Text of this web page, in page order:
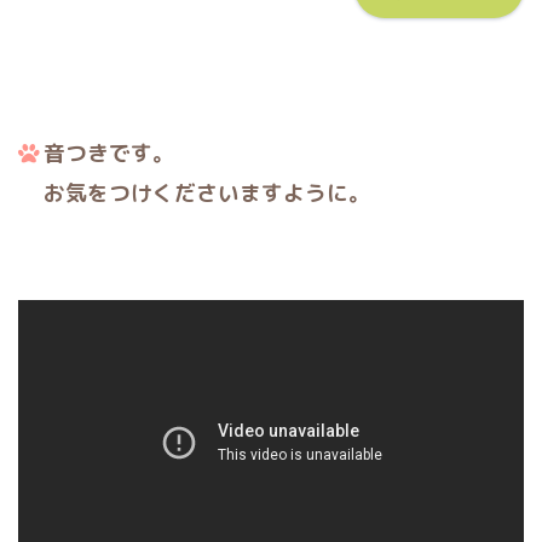
音つきです。
お気をつけくださいますように。